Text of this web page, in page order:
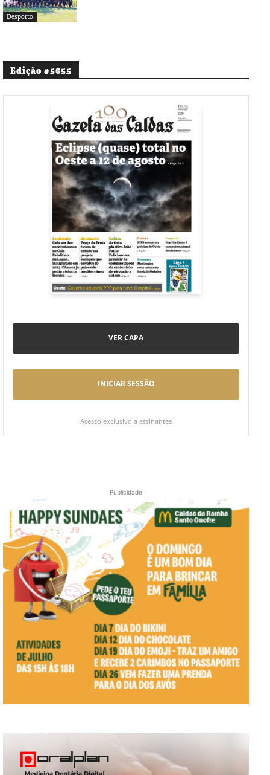
Desporto
Edição #5655
VER CAPA
INICIAR SESSÃO
Acesso exclusivo a assinantes
Publicidade